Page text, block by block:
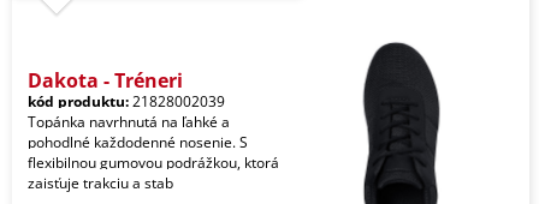
Dakota - Tréneri
kód produktu:21828002039
Topánka navrhnutá na ľahké a
pohodlné každodenné nosenie. S
flexibilnou gumovou podrážkou, ktorá
zaisťuje trakciu a stab